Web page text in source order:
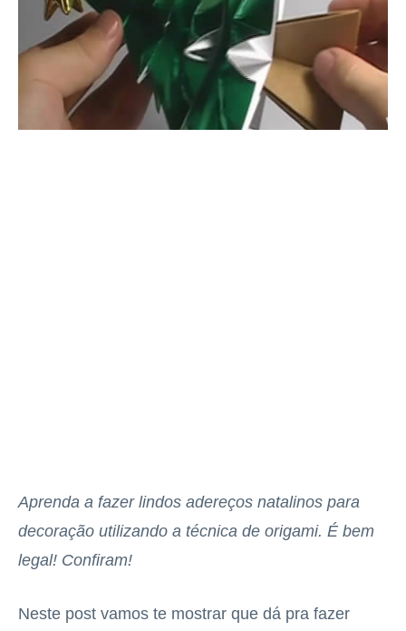
Aprenda a fazer lindos adereços natalinos para
decoração utilizando a técnica de origami. É bem
legal! Confiram!
Neste post vamos te mostrar que dá pra fazer